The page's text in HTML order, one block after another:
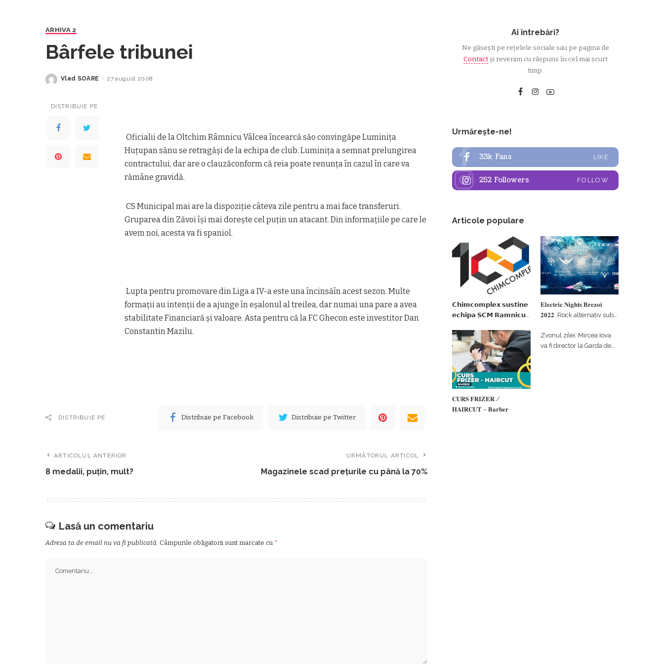
ARHIVA 2
Bârfele tribunei
Posted
Vlad SOARE 27 august 2008
DISTRIBUIE PE
Oficialii de la Oltchim Râmnicu Vâlcea încearcă săo convingăpe Luminița
Huțupan sănu se retragăși de la echipa de club. Luminița a semnat prelungirea
contractului, dar are o clauzăconform că reia poate renunța în cazul în care va
rămâne gravidă.
CS Municipal mai are la dispoziție câteva zile pentru a mai face transferuri.
Gruparea din Zăvoi își mai dorește cel puțin un atacant. Din informațiile pe care le
avem noi, acesta va fi spaniol.
Lupta pentru promovare din Liga a IV-a este una încinsăîn acest sezon. Multe
formații au intenții de a ajunge în eșalonul al treilea, dar numai una pare a avea
stabilitate Financiară și valoare. Asta pentru că la FC Ghecon este investitor Dan
Constantin Mazilu.
DISTRIBUIE PE Distribuie pe Facebook Distribuie pe Twitter
ARTICOLUL ANTERIOR
8 medalii, puțin, mult?
URMĂTORUL ARTICOL
Magazinele scad prețurile cu până la 70%
Lasă un comentariu
Adresa ta de email nu va fi publicată. Câmpurile obligatorii sunt marcate cu *
Ai întrebări?
Ne găsești pe rețelele sociale sau pe pagina de
Contactși revenim cu răspuns în cel mai scurt
timp.
Urmărește-ne!
33k Fans LIKE
252 Followers FOLLOW
Articole populare
𝗖𝗵𝗶𝗺𝗰𝗼𝗺𝗽𝗹𝗲𝘅 𝘀𝘂𝘀𝘁𝗶𝗻𝗲
𝗲𝗰𝗵𝗶𝗽𝗮 𝗦𝗖𝗠 𝗥𝗮𝗺𝗻𝗶𝗰𝘂
𝗽𝗮𝗿𝘁𝗲𝗻𝗲𝗿 𝗳𝗶𝗻𝗮𝗻𝘁𝗮𝘁𝗼𝗿
𝐄𝐥𝐞𝐜𝐭𝐫𝐢𝐜 𝐍𝐢𝐠𝐡𝐭𝐬 𝐁𝐫𝐞𝐳𝐨𝐢
𝟐𝟎𝟐𝟐. Rock alternativ sub
#𝐁𝐫𝐞𝐳𝐨𝐢𝐮𝐥𝐋𝐮𝐦𝐢𝐢
𝐂𝐔𝐑𝐒 𝐅𝐑𝐈𝐙𝐄𝐑 /
𝐇𝐀𝐈𝐑𝐂𝐔𝐓 – 𝐁𝐚𝐫𝐛𝐞𝐫
Zvonul zilei: Mircea Iova
va fi director la Garda de